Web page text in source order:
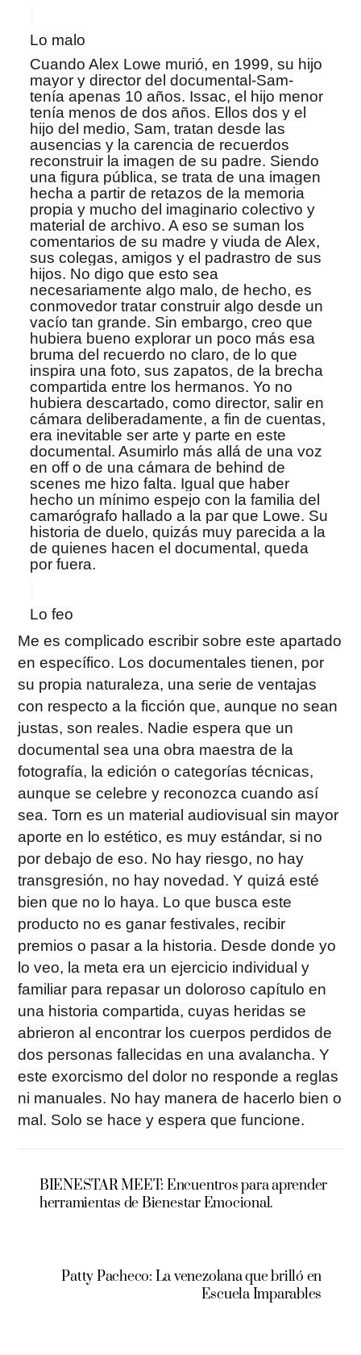
Lo malo
Cuando Alex Lowe murió, en 1999, su hijo
mayor y director del documental-Sam-
tenía apenas 10 años. Issac, el hijo menor
tenía menos de dos años. Ellos dos y el
hijo del medio, Sam, tratan desde las
ausencias y la carencia de recuerdos
reconstruir la imagen de su padre. Siendo
una figura pública, se trata de una imagen
hecha a partir de retazos de la memoria
propia y mucho del imaginario colectivo y
material de archivo. A eso se suman los
comentarios de su madre y viuda de Alex,
sus colegas, amigos y el padrastro de sus
hijos. No digo que esto sea
necesariamente algo malo, de hecho, es
conmovedor tratar construir algo desde un
vacío tan grande. Sin embargo, creo que
hubiera bueno explorar un poco más esa
bruma del recuerdo no claro, de lo que
inspira una foto, sus zapatos, de la brecha
compartida entre los hermanos. Yo no
hubiera descartado, como director, salir en
cámara deliberadamente, a fin de cuentas,
era inevitable ser arte y parte en este
documental. Asumirlo más allá de una voz
en off o de una cámara de behind de
scenes me hizo falta. Igual que haber
hecho un mínimo espejo con la familia del
camarógrafo hallado a la par que Lowe. Su
historia de duelo, quizás muy parecida a la
de quienes hacen el documental, queda
por fuera.
Lo feo
Me es complicado escribir sobre este apartado
en específico. Los documentales tienen, por
su propia naturaleza, una serie de ventajas
con respecto a la ficción que, aunque no sean
justas, son reales. Nadie espera que un
documental sea una obra maestra de la
fotografía, la edición o categorías técnicas,
aunque se celebre y reconozca cuando así
sea. Torn es un material audiovisual sin mayor
aporte en lo estético, es muy estándar, si no
por debajo de eso. No hay riesgo, no hay
transgresión, no hay novedad. Y quizá esté
bien que no lo haya. Lo que busca este
producto no es ganar festivales, recibir
premios o pasar a la historia. Desde donde yo
lo veo, la meta era un ejercicio individual y
familiar para repasar un doloroso capítulo en
una historia compartida, cuyas heridas se
abrieron al encontrar los cuerpos perdidos de
dos personas fallecidas en una avalancha. Y
este exorcismo del dolor no responde a reglas
ni manuales. No hay manera de hacerlo bien o
mal. Solo se hace y espera que funcione.
BIENESTAR MEET: Encuentros para aprender
herramientas de Bienestar Emocional.
Patty Pacheco: La venezolana que brilló en
Escuela Imparables